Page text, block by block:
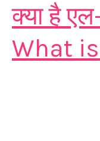
क्‍या है
What